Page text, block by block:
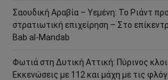
Σαουδική Αραβία – Υεμένη: Το Ριάντ
στρατιωτική επιχείρηση – Στο
Bab al-Mandab
Φωτιά στη Δυτική Αττική: Πύρινος
Εκκενώσεις με 112 και μάχη με τις